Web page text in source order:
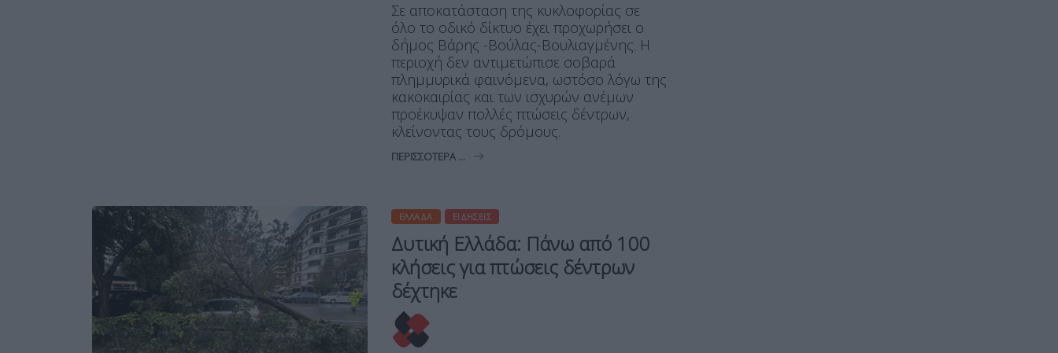
Σε αποκατάσταση της κυκλοφορίας σε
όλο το οδικό δίκτυο έχει προχωρήσει ο
δήμος Βάρης -Βούλας-Βουλιαγμένης. Η
περιοχή δεν αντιμετώπισε σοβαρά
πλημμυρικά φαινόμενα, ωστόσο λόγω της
κακοκαιρίας και των ισχυρών ανέμων
προέκυψαν πολλές πτώσεις δέντρων,
κλείνοντας τους δρόμους.
ΠΕΡΙΣΣΌΤΕΡΑ ...
ΕΛΛΆΔΑ ΕΙΔΉΣΕΙΣ
Δυτική Ελλάδα: Πάνω από 100
κλήσεις για πτώσεις δέντρων
δέχτηκε